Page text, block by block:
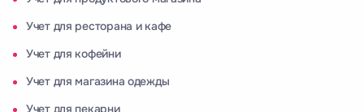
Учет для ресторана и кафе
Учет для кофейни
Учет для магазина одежды
Учет для пекарни